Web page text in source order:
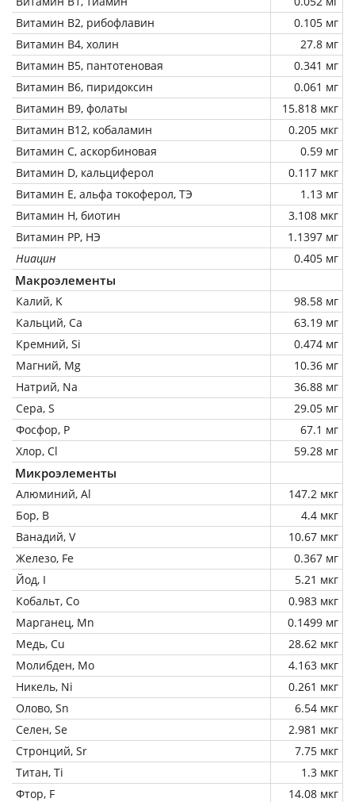
Витамин В2, рибофлавин
0.105 мг
Витамин В4, холин
27.8 мг
Витамин В5, пантотеновая
0.341 мг
Витамин В6, пиридоксин
0.061 мг
Витамин В9, фолаты
15.818 мкг
Витамин В12, кобаламин
0.205 мкг
Витамин C, аскорбиновая
0.59 мг
Витамин D, кальциферол
0.117 мкг
Витамин Е, альфа токоферол, ТЭ
1.13 мг
Витамин Н, биотин
3.108 мкг
Витамин РР, НЭ
1.1397 мг
Ниацин
0.405 мг
Макроэлементы
Калий, K
98.58 мг
Кальций, Ca
63.19 мг
Кремний, Si
0.474 мг
Магний, Mg
10.36 мг
Натрий, Na
36.88 мг
Сера, S
29.05 мг
Фосфор, P
67.1 мг
Хлор, Cl
59.28 мг
Микроэлементы
Алюминий, Al
147.2 мкг
Бор, B
4.4 мкг
Ванадий, V
10.67 мкг
Железо, Fe
0.367 мг
Йод, I
5.21 мкг
Кобальт, Co
0.983 мкг
Марганец, Mn
0.1499 мг
Медь, Cu
28.62 мкг
Молибден, Mo
4.163 мкг
Никель, Ni
0.261 мкг
Олово, Sn
6.54 мкг
Селен, Se
2.981 мкг
Стронций, Sr
7.75 мкг
Титан, Ti
1.3 мкг
Фтор, F
14.08 мкг